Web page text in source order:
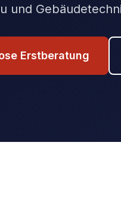
und
Erstberatung